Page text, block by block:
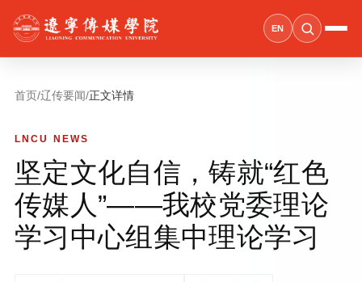
EN
首页/辽传要闻/正文详情
LNCU NEWS
坚定文化自信，铸就“红色
传媒人”——我校党委理论
学习中心组集中理论学习